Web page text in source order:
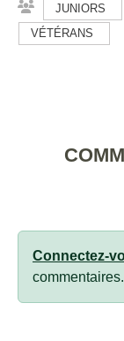
JUNIORS
VÉTÉRANS
Connectez-
commentaires.